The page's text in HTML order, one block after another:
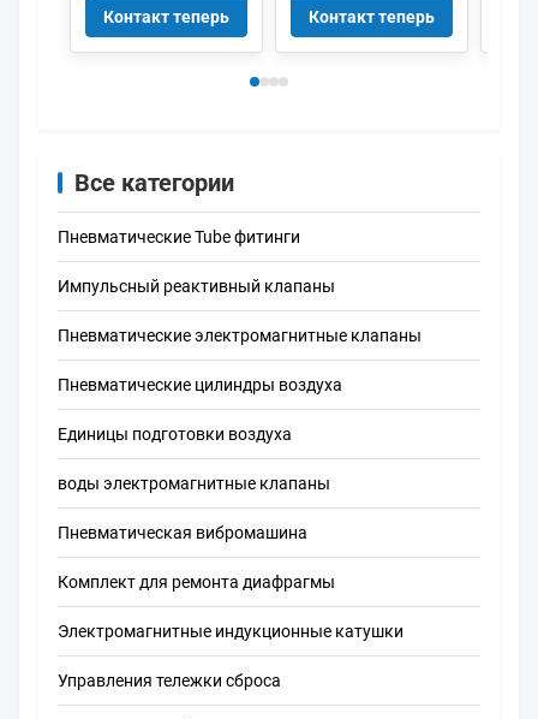
MSFG-24/42-50/60-
OD 34415 MSFW-24-
50/60-OD 34420
4534 MSFW-24-
50/60 6720 MSFW-
110-50/60 4540
MSFW-230-50/60
Контакт теперь
индукции, соленоид
свертывает
спиралью K301
Контакт теперь
Все категории
Пневматические Tube фитинги
Импульсный реактивный клапаны
Пневматические электромагнитные клапаны
Пневматические цилиндры воздуха
Единицы подготовки воздуха
воды электромагнитные клапаны
Пневматическая вибромашина
Комплект для ремонта диафрагмы
Электромагнитные индукционные катушки
Управления тележки сброса